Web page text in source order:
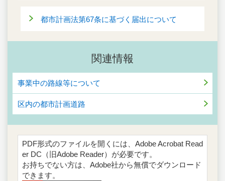
都市計画法第67条に基づく届出について
関連情報
事業中の路線等について
区内の都市計画道路
PDF形式のファイルを開くには、Adobe Acrobat Read
er DC（旧Adobe Reader）が必要です。
お持ちでない方は、Adobe社から無償でダウンロード
できます。